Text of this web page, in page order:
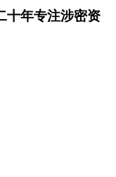
十年专注涉密资